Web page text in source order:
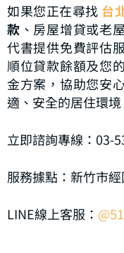
如果您正在尋找 台
款 、房屋增貸或老
代書提供免費評估
順位貸款餘額及您
金方案，協助您安
適、安全的居住環境
立即諮詢專線：03-
服務據點：新竹市
LINE線上客服：